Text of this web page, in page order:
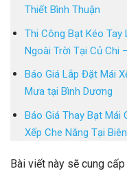
Thiết Bình Thuận
Thi Công Bạt Kéo Tay
Ngoài Trời Tại Củ Chi
Báo Giá Lắp Đặt Mái
Mưa tại Bình Dương
Báo Giá Thay Bạt Mái
Xếp Che Nắng Tại
Bài viết này sẽ cung